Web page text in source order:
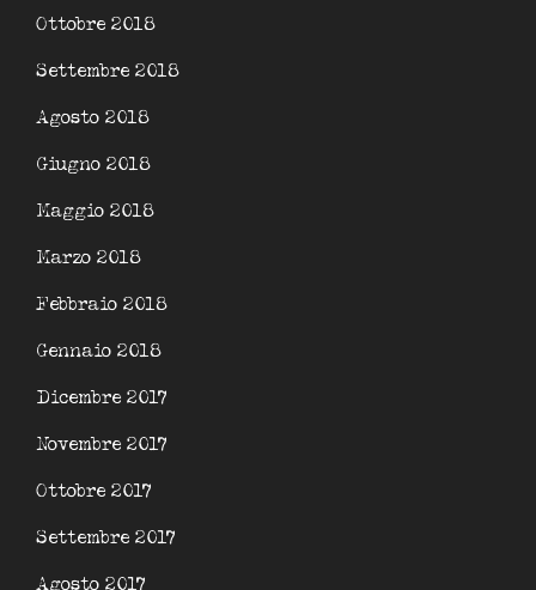
Ottobre 2018
Settembre 2018
Agosto 2018
Giugno 2018
Maggio 2018
Marzo 2018
Febbraio 2018
Gennaio 2018
Dicembre 2017
Novembre 2017
Ottobre 2017
Settembre 2017
Agosto 2017